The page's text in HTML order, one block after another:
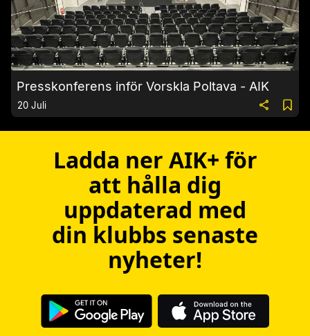
Presskonferens inför Vorskla Poltava - AIK
20 Juli
Ladda ner AIK+ för
att hålla dig
uppdaterad med
din klubbs senaste
nyheter!